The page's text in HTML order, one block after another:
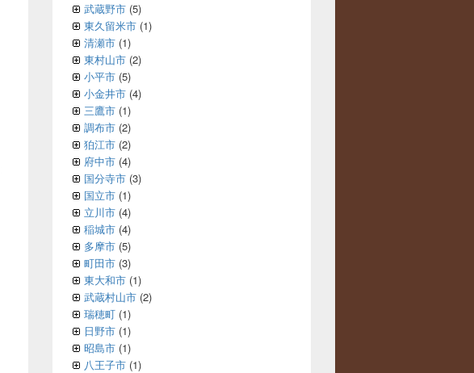
武蔵野市 (5)
東久留米市 (1)
清瀬市 (1)
東村山市 (2)
小平市 (5)
小金井市 (4)
三鷹市 (1)
調布市 (2)
狛江市 (2)
府中市 (4)
国分寺市 (3)
国立市 (1)
立川市 (4)
稲城市 (4)
多摩市 (5)
町田市 (3)
東大和市 (1)
武蔵村山市 (2)
瑞穂町 (1)
日野市 (1)
昭島市 (1)
八王子市 (1)